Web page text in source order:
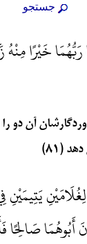
جستجو
خَيْرًا مِنْهُ
آن دو را
(۸۱)
يَتِيمَيْنِ
أَبُوهُمَا صَالِحًا